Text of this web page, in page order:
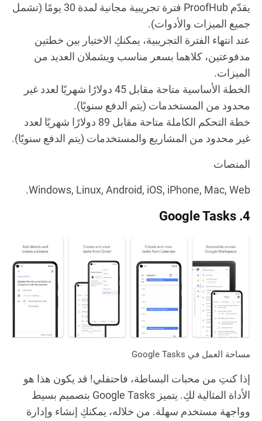
يقدّم ProofHub فترة تجريبية مجانية لمدة 30 يومًا (تشمل
جميع الميزات والأدوات).
عند انتهاء الفترة التجريبية، يمكنكِ الاختيار بين خطتين
مدفوعتين، كلاهما بسعر مناسب ويشملان العديد من
الميزات.
الخطة الأساسية متاحة مقابل 45 دولارًا شهريًا لعدد غير
محدود من المستخدمات (يتم الدفع سنويًا).
خطة التحكم الكاملة متاحة مقابل 89 دولارًا شهريًا لعدد
غير محدود من المشاريع والمستخدمات (يتم الدفع سنويًا).
المنصات
Windows, Linux, Android, iOS, iPhone, Mac, Web.
4. Google Tasks
مساحة العمل في Google Tasks
إذا كنتِ من محبات البساطة، فاحتفلي! قد يكون هذا هو
الأداة المثالية لكِ. يتميز Google Tasks بتصميم بسيط
وواجهة مستخدم سهلة. من خلاله، يمكنكِ إنشاء وإدارة